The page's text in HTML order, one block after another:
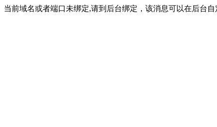
当前域名或者端口未绑定,请到后台绑定，该消息可以在后台自